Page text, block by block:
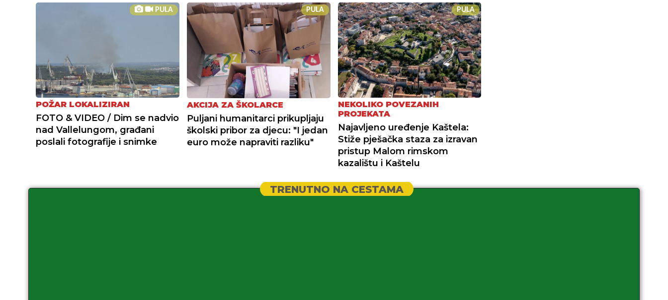
PULA
POŽAR LOKALIZIRAN
FOTO & VIDEO / Dim se nadvio
nad Vallelungom, građani
poslali fotografije i snimke
PULA
AKCIJA ZA ŠKOLARCE
Puljani humanitarci prikupljaju
školski pribor za djecu: "I jedan
euro može napraviti razliku"
PULA
NEKOLIKO POVEZANIH
PROJEKATA
Najavljeno uređenje Kaštela:
Stiže pješačka staza za izravan
pristup Malom rimskom
kazalištu i Kaštelu
TRENUTNO NA CESTAMA